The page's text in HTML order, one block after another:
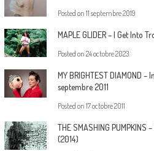
Posted on 11 septembre 2019
MAPLE GLIDER – I Get Into
Posted on 24 octobre 2023
MY BRIGHTEST DIAMOND
septembre 2011
Posted on 17 octobre 2011
THE SMASHING PUMPKINS
(2014)